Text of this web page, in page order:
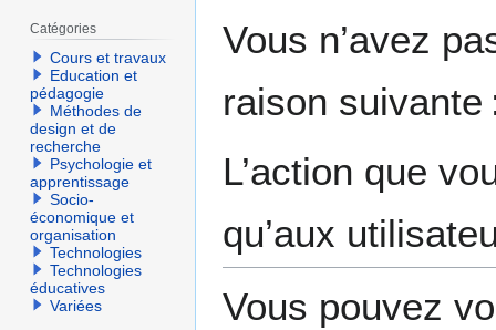
à
navigation
à
recherche
Vous n’avez
raison suivante
L’action que
qu’aux
Vous pouvez
Catégories
Cours et travaux
Education et
pédagogie
Méthodes de
design et de
recherche
Psychologie et
apprentissage
Socio-
économique et
organisation
Technologies
Technologies
éducatives
Variées